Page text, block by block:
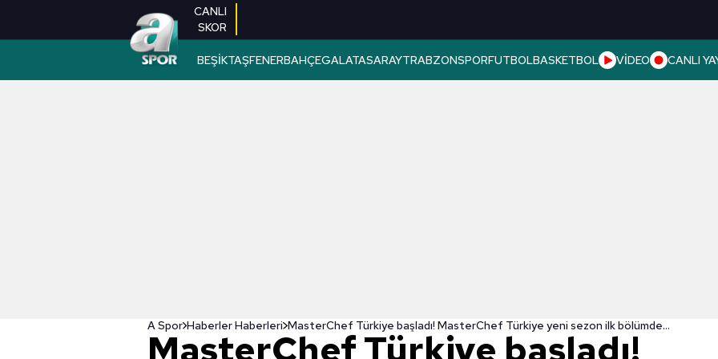
CANLI
SKOR
BEŞİKTAŞFENERBAHÇEGALATASARAYTRABZONSPORFUTBOLBASKETBOL VİDEO CANLI
A Spor Haberler Haberleri MasterChef Türkiye başladı! MasterChef Türkiye yeni sezon ilk bölümde neler oldu?
MasterChef Türkiye başladı!